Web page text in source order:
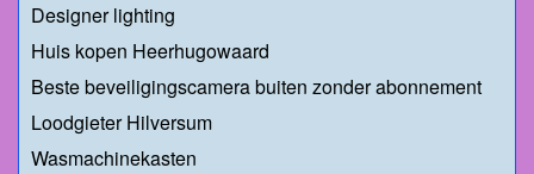
Designer lighting
Huis kopen Heerhugowaard
Beste beveiligingscamera buiten zonder abonnement
Loodgieter Hilversum
Wasmachinekasten